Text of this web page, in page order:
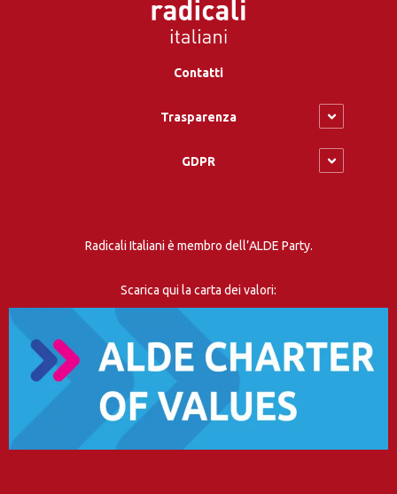
Contatti
Trasparenza
GDPR
Radicali Italiani è membro dell’ALDE Party.
Scarica qui la carta dei valori: